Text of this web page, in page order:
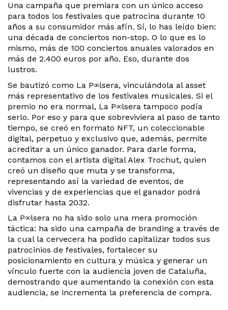
Una campaña que premiara con un único acceso
para todos los festivales que patrocina durante 10
años a su consumidor más afín. Sí, lo has leído bien:
una década de conciertos non-stop. O lo que es lo
mismo, más de 100 conciertos anuales valorados en
más de 2.400 euros por año. Eso, durante dos
lustros.
Se bautizó como La P∞lsera, vinculándola al asset
más representativo de los festivales musicales. Si el
premio no era normal, La P∞lsera tampoco podía
serlo. Por eso y para que sobreviviera al paso de tanto
tiempo, se creó en formato NFT, un coleccionable
digital, perpetuo y exclusivo que, además, permite
acreditar a un único ganador. Para darle forma,
contamos con el artista digital Alex Trochut, quien
creó un diseño que muta y se transforma,
representando así la variedad de eventos, de
vivencias y de experiencias que el ganador podrá
disfrutar hasta 2032.
La P∞lsera no ha sido solo una mera promoción
táctica: ha sido una campaña de branding a través de
la cual la cervecera ha podido capitalizar todos sus
patrocinios de festivales, fortalecer su
posicionamiento en cultura y música y generar un
vínculo fuerte con la audiencia joven de Cataluña,
demostrando que aumentando la conexión con esta
audiencia, se incrementa la preferencia de compra.